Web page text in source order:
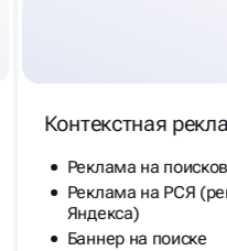
Контекстная
Реклама на
Реклама на РСЯ
Яндекса)
Баннер на поиске